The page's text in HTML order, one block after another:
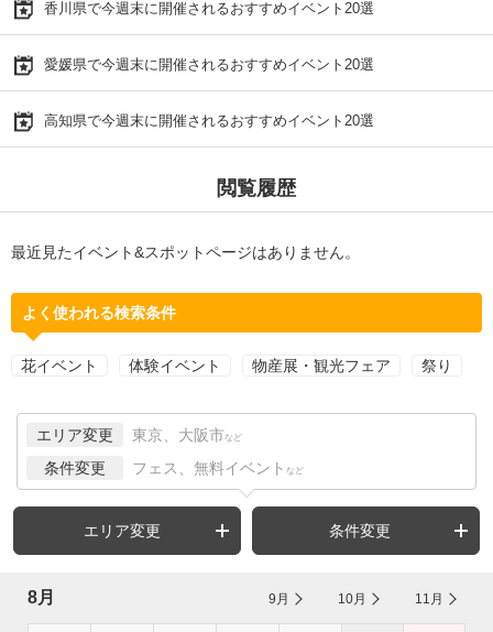
香川県で今週末に開催されるおすすめイベント20選
愛媛県で今週末に開催されるおすすめイベント20選
高知県で今週末に開催されるおすすめイベント20選
閲覧履歴
最近見たイベント&スポットページはありません。
よく使われる検索条件
花イベント 体験イベント 物産展・観光フェア 祭り
エリア変更 東京、大阪市 など
条件変更 フェス、無料イベント など
エリア変更 条件変更
8月 9月 10月 11月